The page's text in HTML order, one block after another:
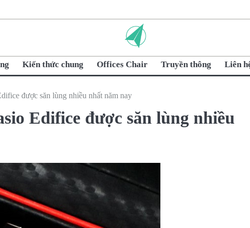
Kiến thức chung Offices Chair Truyền thông Liên
được săn lùng nhiều nhất năm nay
Edifice được săn lùng nhiều